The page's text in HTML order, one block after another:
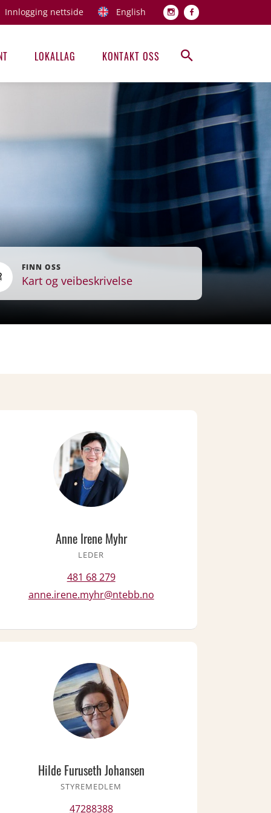
Topp
Innlogging nettside English
Hovedmeny
LOKALLAG KONTAKT OSS
FINN OSS
Kart og veibeskrivelse
Anne Irene Myhr
LEDER
481 68 279
anne.irene.myhr@ntebb.no
Hilde Furuseth Johansen
STYREMEDLEM
47288388